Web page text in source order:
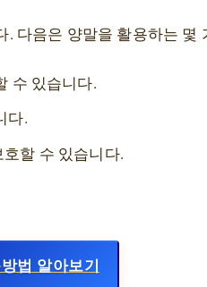
다음은 양말을 활용하는 몇
수 있습니다.
다.
할 수 있습니다.
법 알아보기